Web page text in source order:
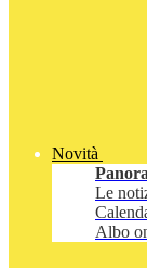
Novità
Le
Albo